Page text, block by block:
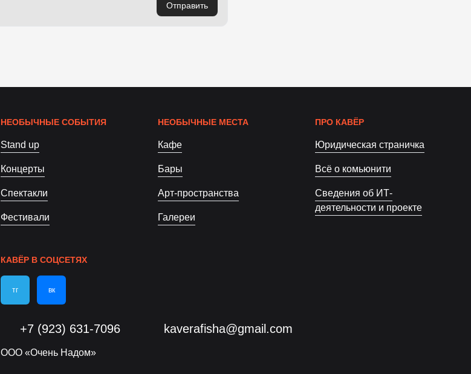
Отправить
НЕОБЫЧНЫЕ СОБЫТИЯ
Stand up
Концерты
Спектакли
Фестивали
НЕОБЫЧНЫЕ МЕСТА
Кафе
Бары
Арт-пространства
Галереи
ПРО КАВЁР
Юридическая страничка
Всё о комьюнити
Сведения об ИТ-
деятельности и проекте
КАВЁР В СОЦСЕТЯХ
тг вк
+7 (923) 631-7096 kaverafisha@gmail.com
ООО «Очень Надом»